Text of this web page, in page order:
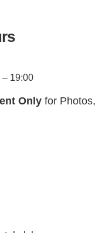
19:00
Only for